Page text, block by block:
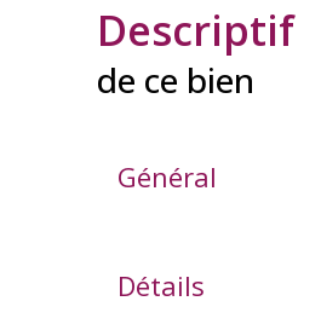
descriptif
de ce bien
Général
Détails